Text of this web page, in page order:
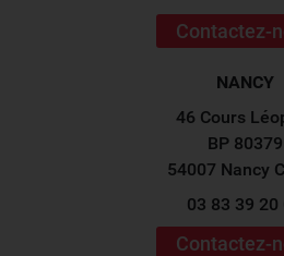
Contactez-
NANCY
46 Cours
BP 80379
54007 Nancy
03 83 39 20
Contactez-